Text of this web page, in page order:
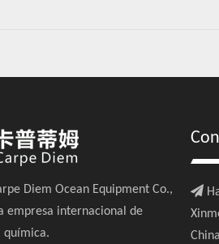
Diem Ocean Equipment Co.,
empresa internacional de
química.

China